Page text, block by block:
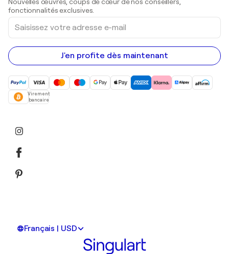
Peintures acryliques
fonctionnalités exclusives.
Saisissez
votre
adresse
e-
mail
J'en profite dès maintenant
Virement
bancaire
Français | USD